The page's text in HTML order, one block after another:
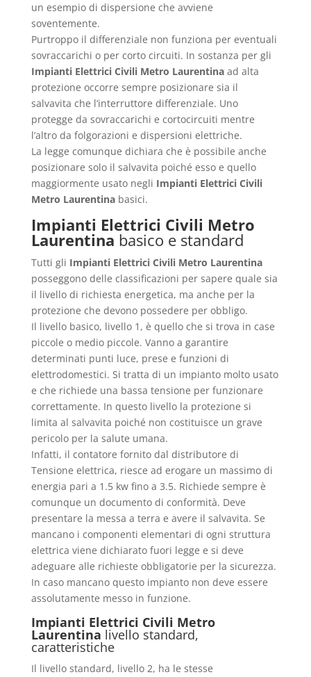
un esempio di dispersione che avviene
soventemente.
Purtroppo il differenziale non funziona per eventuali
sovraccarichi o per corto circuiti. In sostanza per gli
Impianti Elettrici Civili Metro Laurentinaad alta
protezione occorre sempre posizionare sia il
salvavita che l’interruttore differenziale. Uno
protegge da sovraccarichi e cortocircuiti mentre
l’altro da folgorazioni e dispersioni elettriche.
La legge comunque dichiara che è possibile anche
posizionare solo il salvavita poiché esso e quello
maggiormente usato negli Impianti Elettrici Civili
Metro Laurentinabasici.
Impianti Elettrici Civili Metro
Laurentina basico e standard
Tutti gli Impianti Elettrici Civili Metro Laurentina
posseggono delle classificazioni per sapere quale sia
il livello di richiesta energetica, ma anche per la
protezione che devono possedere per obbligo.
Il livello basico, livello 1, è quello che si trova in case
piccole o medio piccole. Vanno a garantire
determinati punti luce, prese e funzioni di
elettrodomestici. Si tratta di un impianto molto usato
e che richiede una bassa tensione per funzionare
correttamente. In questo livello la protezione si
limita al salvavita poiché non costituisce un grave
pericolo per la salute umana.
Infatti, il contatore fornito dal distributore di
Tensione elettrica, riesce ad erogare un massimo di
energia pari a 1.5 kw fino a 3.5. Richiede sempre è
comunque un documento di conformità. Deve
presentare la messa a terra e avere il salvavita. Se
mancano i componenti elementari di ogni struttura
elettrica viene dichiarato fuori legge e si deve
adeguare alle richieste obbligatorie per la sicurezza.
In caso mancano questo impianto non deve essere
assolutamente messo in funzione.
Impianti Elettrici Civili Metro
Laurentina livello standard,
caratteristiche
Il livello standard, livello 2, ha le stesse